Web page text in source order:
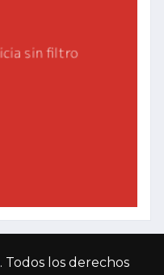
. Todos los derechos